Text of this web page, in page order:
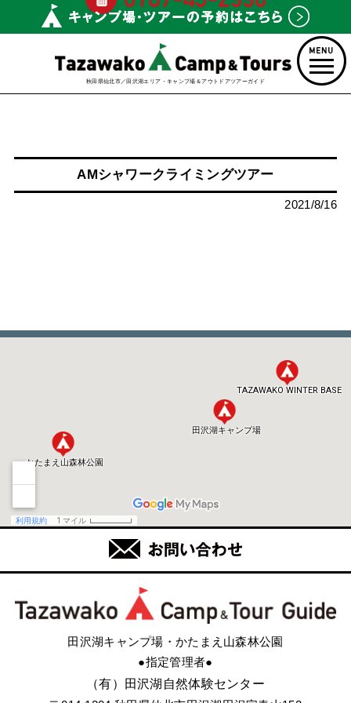
秋田県仙北市／田沢湖エリア・キャンプ場＆アウトドアツアーガイド
AMシャワークライミングツアー
2021/8/16
田沢湖キャンプ場・かたまえ山森林公園
●指定管理者●
（有）田沢湖自然体験センター